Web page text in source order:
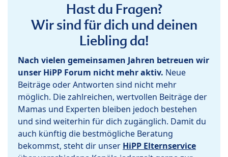
Hast du Fragen?
Wir sind für dich und deinen
Liebling da!
Nach vielen gemeinsamen Jahren betreuen wir
unser HiPP Forum nicht mehr aktiv. Neue
Beiträge oder Antworten sind nicht mehr
möglich. Die zahlreichen, wertvollen Beiträge der
Mamas und Experten bleiben jedoch bestehen
und sind weiterhin für dich zugänglich. Damit du
auch künftig die bestmögliche Beratung
bekommst, steht dir unser HiPP Elternservice